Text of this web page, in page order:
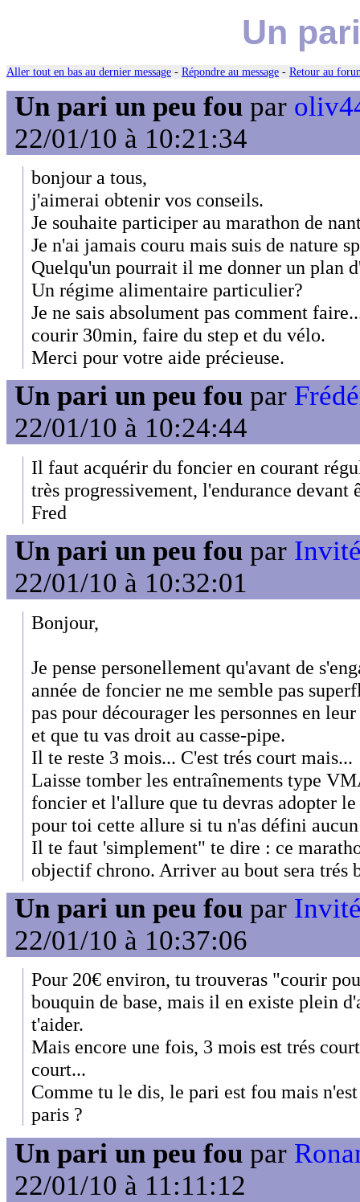
Un
Aller tout en bas au dernier message - Répondre au message - Retour au
Un pari un peu fou par
22/01/10 à 10:21:34
bonjour a tous,
j'aimerai obtenir vos conseils.
Je souhaite participer au marathon de
Je n'ai jamais couru mais suis de nature
Quelqu'un pourrait il me donner un plan
Un régime alimentaire particulier?
Je ne sais absolument pas comment
courir 30min, faire du step et du vélo.
Merci pour votre aide précieuse.
Un pari un peu fou par
22/01/10 à 10:24:44
Il faut acquérir du foncier en courant
très progressivement, l'endurance devant
Fred
Un pari un peu fou par
22/01/10 à 10:32:01
Bonjour,
Je pense personellement qu'avant de
année de foncier ne me semble pas
pas pour décourager les personnes en
et que tu vas droit au casse-pipe.
Il te reste 3 mois... C'est trés court mais...
Laisse tomber les entraînements type
foncier et l'allure que tu devras adopter
pour toi cette allure si tu n'as défini
Il te faut 'simplement" te dire : ce
objectif chrono. Arriver au bout sera trés
Un pari un peu fou par
22/01/10 à 10:37:06
Pour 20€ environ, tu trouveras "courir
bouquin de base, mais il en existe plein
t'aider.
Mais encore une fois, 3 mois est trés
court...
Comme tu le dis, le pari est fou mais
paris ?
Un pari un peu fou par
22/01/10 à 11:11:12